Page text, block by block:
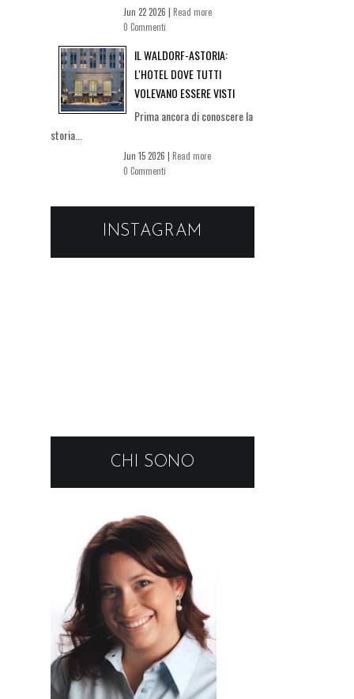
Jun 22 2026 | Read more
0 Commenti
IL WALDORF-ASTORIA:
L'HOTEL DOVE TUTTI
VOLEVANO ESSERE VISTI
Prima ancora di conoscere la
storia...
Jun 15 2026 | Read more
0 Commenti
INSTAGRAM
CHI SONO